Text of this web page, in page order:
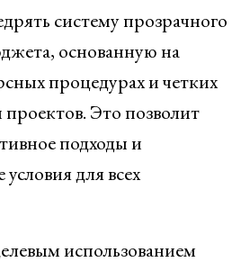
систему прозрачного
основанную на
процедурах и четких
Это позволит
подходы и
для всех
использованием